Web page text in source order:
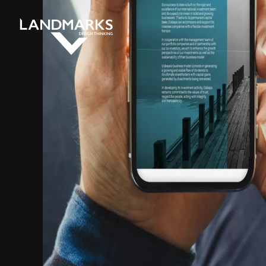
HOMEPAGE
test social